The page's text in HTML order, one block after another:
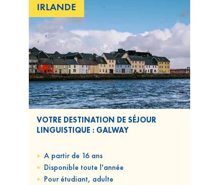
IRLANDE
VOTRE DESTINATION DE SÉJOUR
LINGUISTIQUE : GALWAY
A partir de 16 ans
Disponible toute l'année
Pour étudiant, adulte